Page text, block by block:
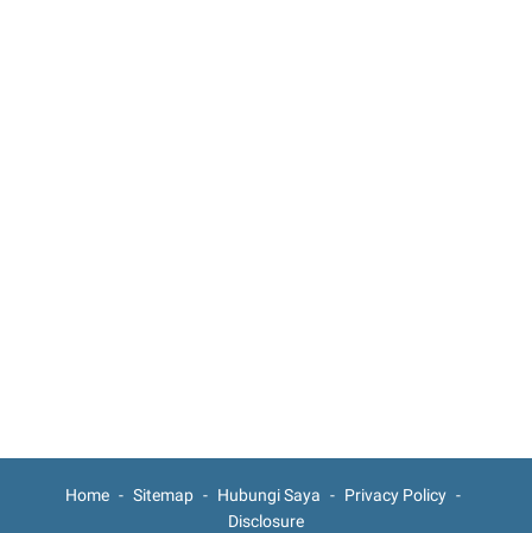
Home Sitemap Hubungi Saya
Privacy Policy
Disclosure